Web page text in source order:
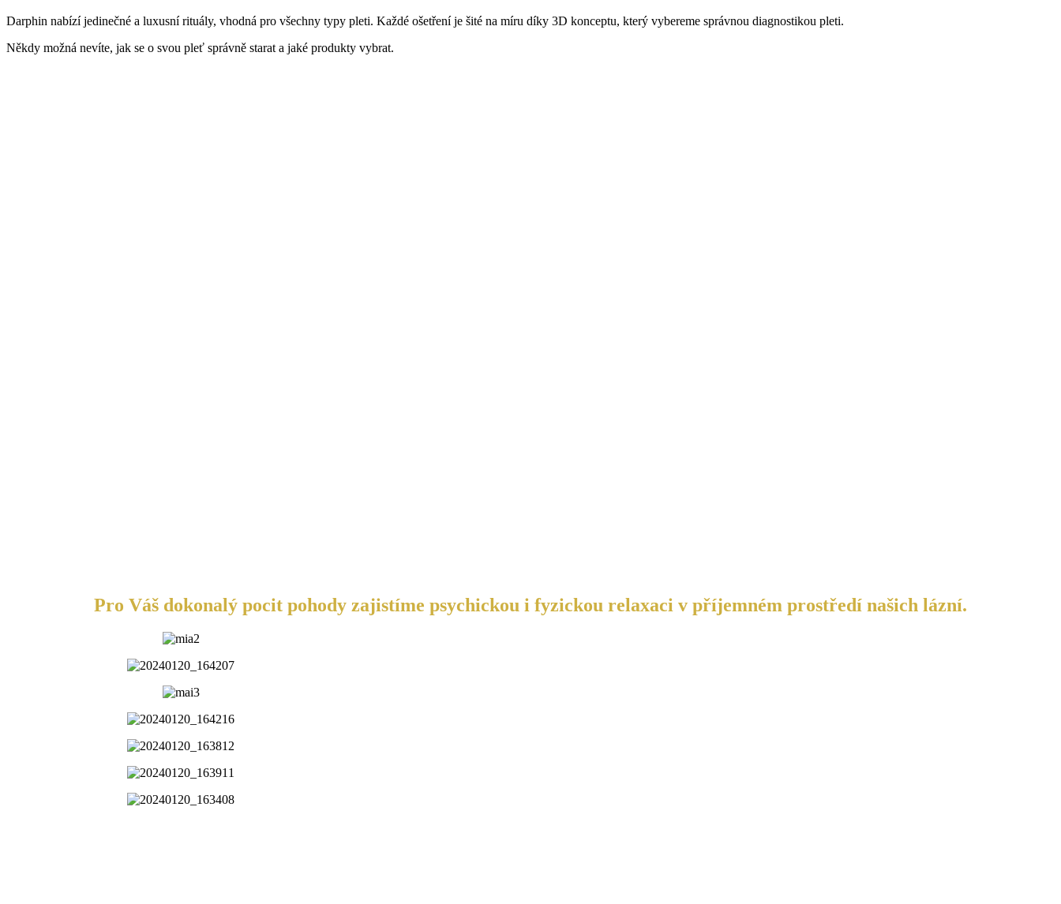
Darphin nabízí jedinečné a luxusní rituály, vhodná pro všechny typy pleti. Každé ošetření je šité na míru díky 3D konceptu, který vybereme správnou diagnostikou pleti.
Někdy možná nevíte, jak se o svou pleť správně starat a jaké produkty vybrat.
Pro Váš dokonalý pocit pohody zajistíme psychickou i fyzickou relaxaci v příjemném prostředí našich lázní.